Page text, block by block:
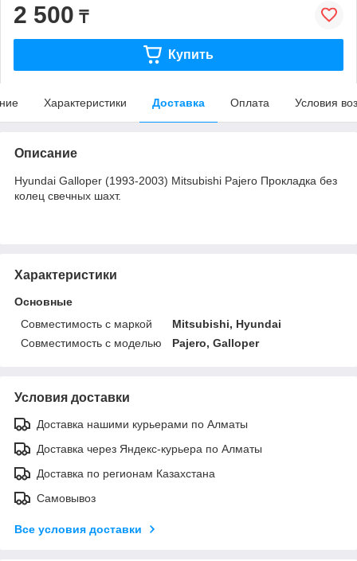
2 500 ₸
Купить
Характеристики Доставка Оплата Условия
Описание
Hyundai Galloper (1993-2003) Mitsubishi Pajero Прокладка без
колец свечных шахт.
Характеристики
Основные
Совместимость с маркой
Mitsubishi, Hyundai
Совместимость с моделью
Pajero, Galloper
Условия доставки
Доставка нашими курьерами по Алматы
Доставка через Яндекс-курьера по Алматы
Доставка по регионам Казахстана
Самовывоз
Все условия доставки